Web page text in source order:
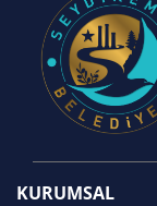
KURUMSAL